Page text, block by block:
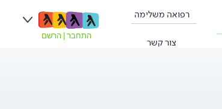
רפואה משלימה
צור קשר
התחבר הרשם